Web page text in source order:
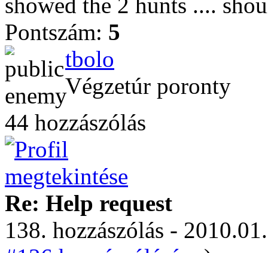
Pontszám: 5
tbolo
Végzetúr poronty
44 hozzászólás
Re: Help request
138. hozzászólás -